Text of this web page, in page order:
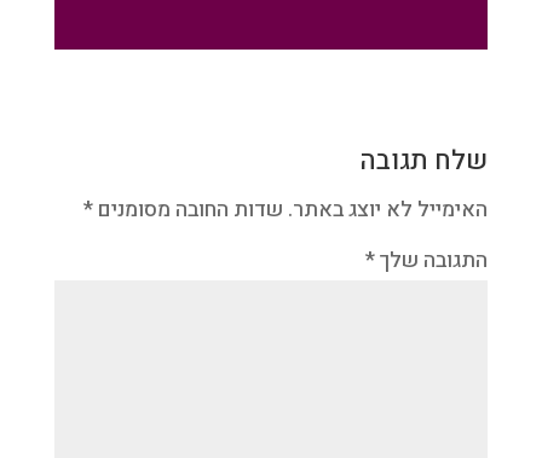
שלח תגובה
האימייל לא יוצג באתר. שדות החובה מסומנים *
התגובה שלך*